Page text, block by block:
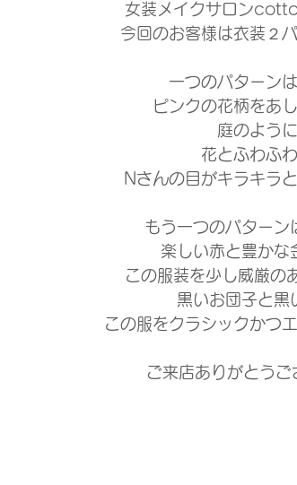
女装メイクサロン
今回のお客様は衣装２
一つのパターン
ピンクの花柄をあ
庭のよう
花とふわふ
Nさんの目がキラキラ
もう一つのパターン
楽しい赤と豊かな
この服装を少し威厳の
黒いお団子と黒
この服をクラシックかつ
ご来店ありがとうご